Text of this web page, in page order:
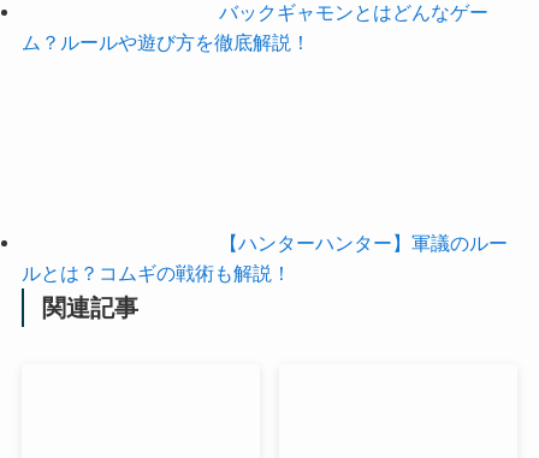
バックギャモンとはどんなゲー
ム？ルールや遊び方を徹底解説！
【ハンターハンター】軍議のルー
ルとは？コムギの戦術も解説！
関連記事